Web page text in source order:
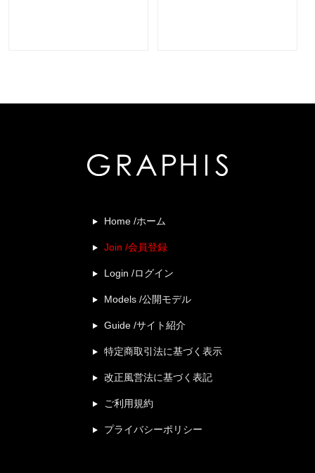
Home /ホーム
Join /会員登録
Login /ログイン
Models /公開モデル
Guide /サイト紹介
特定商取引法に基づく表示
改正風営法に基づく表記
ご利用規約
プライバシーポリシー